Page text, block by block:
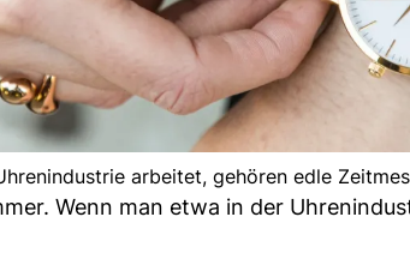
arbeitet, gehören edle
Wenn man etwa in der